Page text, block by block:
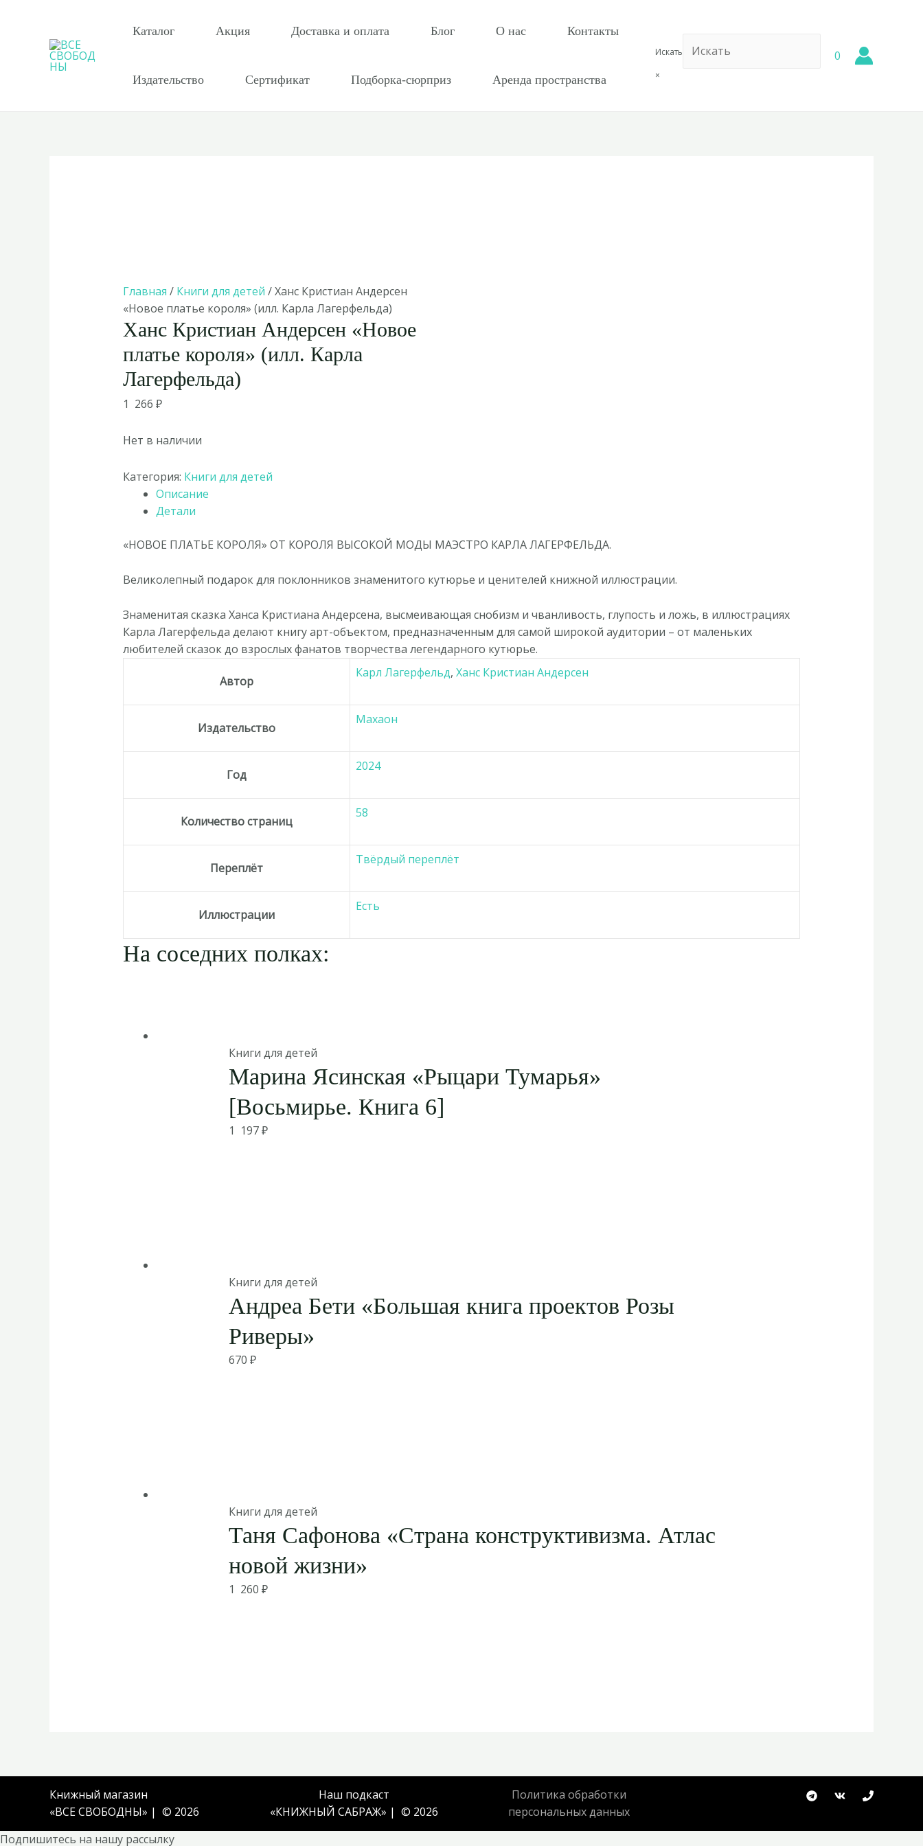
содержимому
Каталог Акция Доставка и оплата Блог О нас Контакты
Издательство Сертификат Подборка-сюрприз Аренда пространства
Искать
×
0
Главная / Книги для детей / Ханс Кристиан Андерсен
«Новое платье короля» (илл. Карла Лагерфельда)
Ханс Кристиан Андерсен «Новое
платье короля» (илл. Карла
Лагерфельда)
1 266 ₽
Нет в наличии
Категория: Книги для детей
Описание
Детали
«НОВОЕ ПЛАТЬЕ КОРОЛЯ» ОТ КОРОЛЯ ВЫСОКОЙ МОДЫ МАЭСТРО КАРЛА ЛАГЕРФЕЛЬДА.
Великолепный подарок для поклонников знаменитого кутюрье и ценителей книжной иллюстрации.
Знаменитая сказка Ханса Кристиана Андерсена, высмеивающая снобизм и чванливость, глупость и ложь, в иллюстрациях
Карла Лагерфельда делают книгу арт-объектом, предназначенным для самой широкой аудитории – от маленьких
любителей сказок до взрослых фанатов творчества легендарного кутюрье.
Автор
Карл Лагерфельд, Ханс Кристиан Андерсен
Издательство
Махаон
Год
2024
Количество страниц
58
Переплёт
Твёрдый переплёт
Иллюстрации
Есть
На соседних полках:
Книги для детей
Марина Ясинская «Рыцари Тумарья»
[Восьмирье. Книга 6]
1 197₽
Книги для детей
Андреа Бети «Большая книга проектов Розы
Риверы»
670₽
Книги для детей
Таня Сафонова «Страна конструктивизма. Атлас
новой жизни»
1 260₽
Книжный магазин
«ВСЕ СВОБОДНЫ» | © 2026
Наш подкаст
«КНИЖНЫЙ САБРАЖ» | © 2026
Политика обработки
персональных данных
Подпишитесь на нашу рассылку